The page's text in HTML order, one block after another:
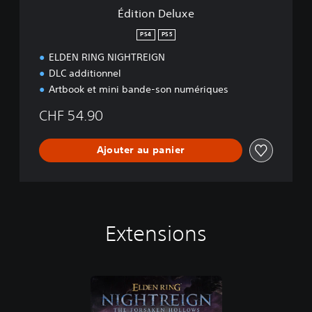
Édition Deluxe
PS4 PS5
ELDEN RING NIGHTREIGN
DLC additionnel
Artbook et mini bande-son numériques
CHF 54.90
Ajouter au panier
Extensions